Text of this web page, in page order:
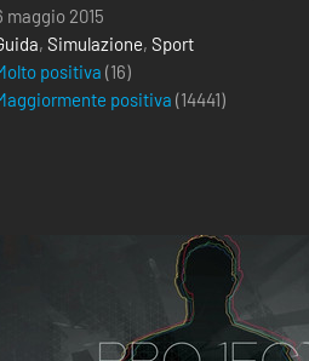
maggio 2015
, Simulazione, Sport
positiva (16)
positiva (14441)